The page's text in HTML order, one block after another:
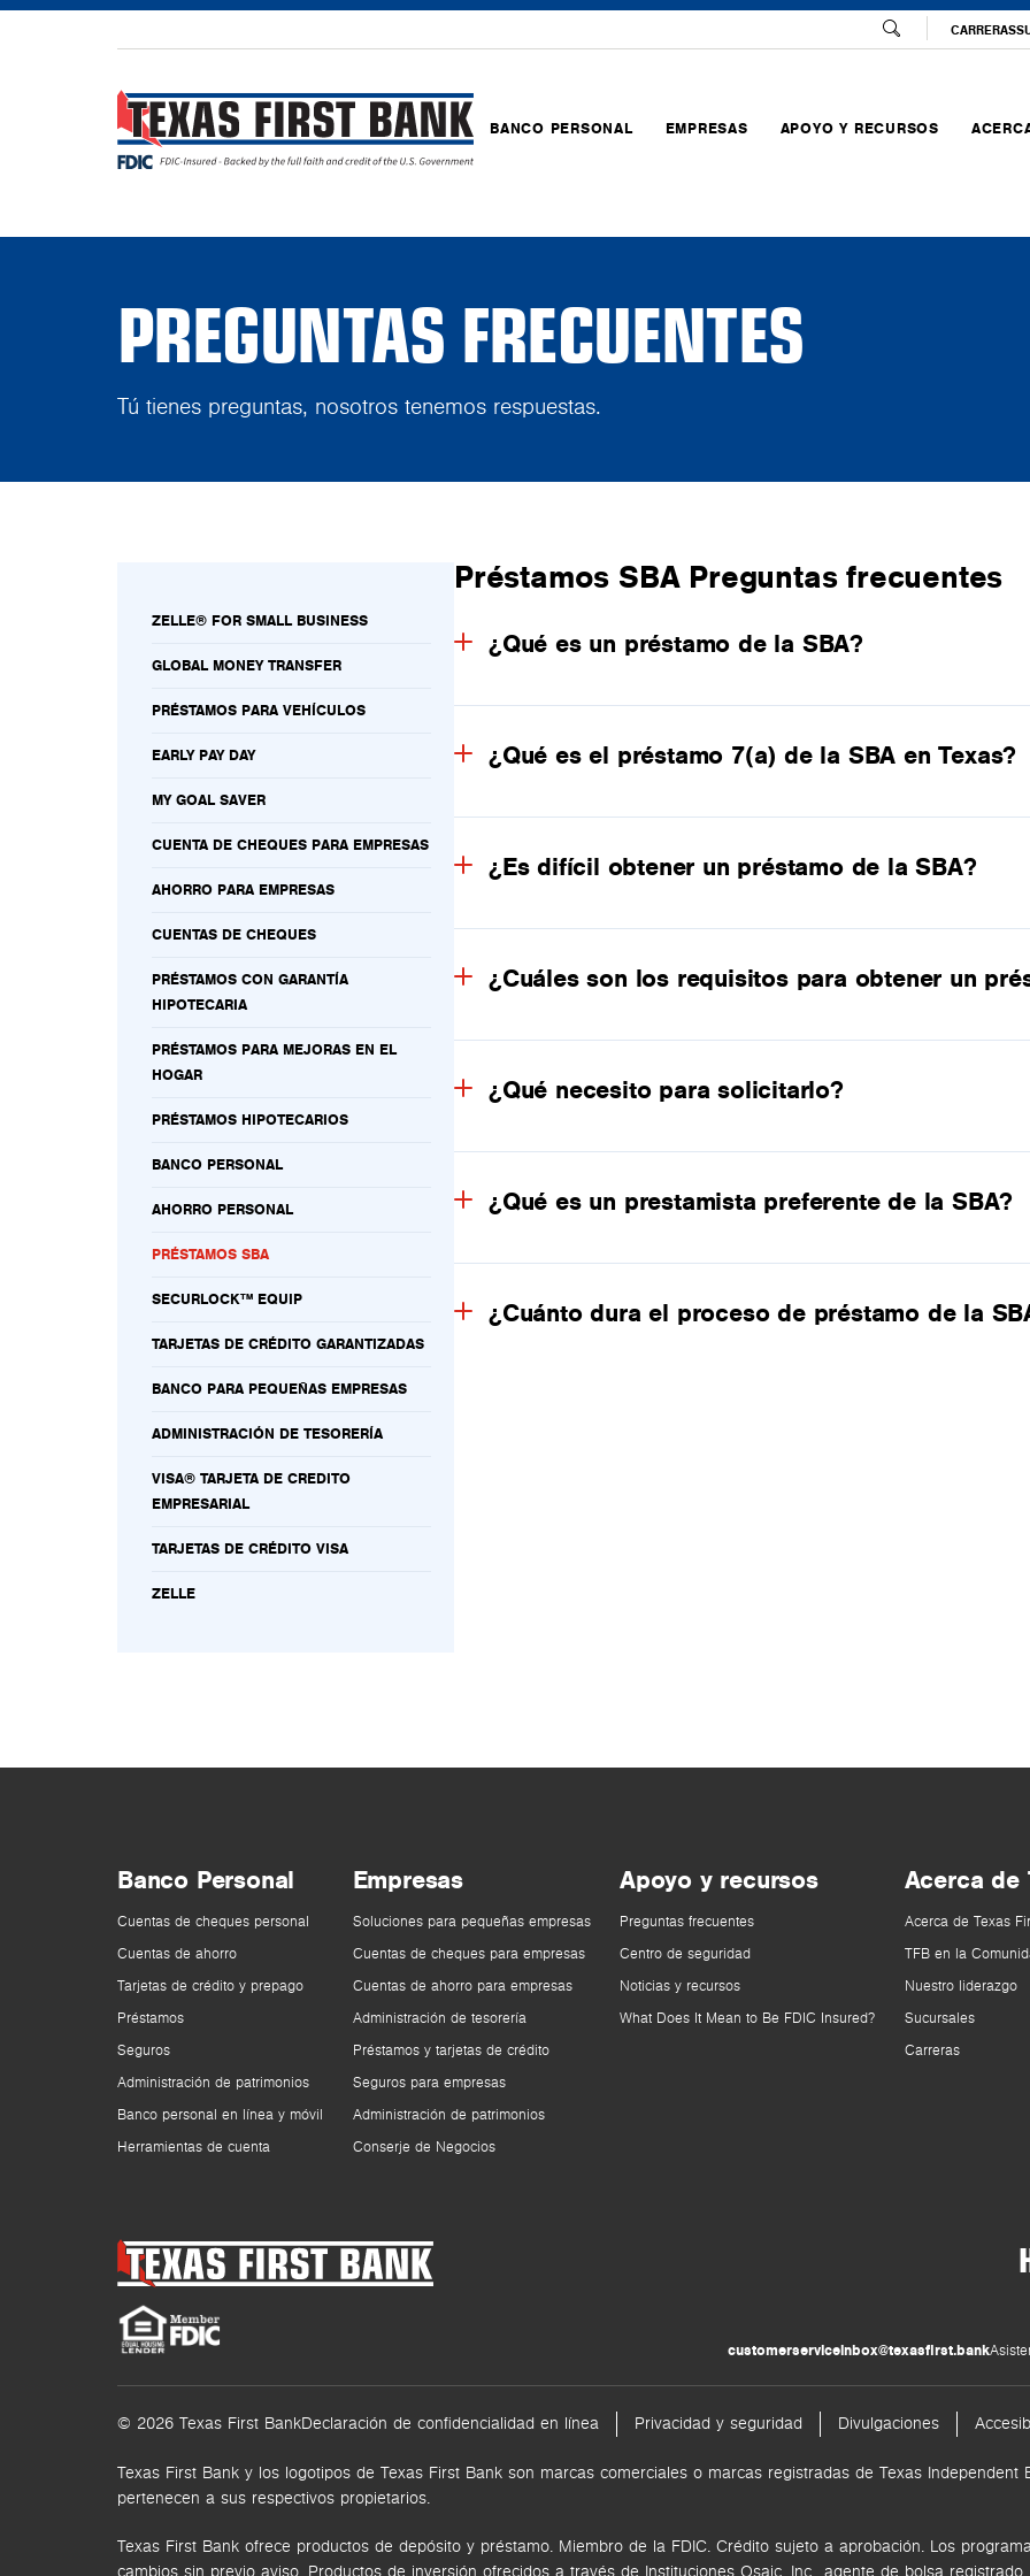
CARRERAS
BANCO PERSONAL EMPRESAS APOYO Y RECURSOS
PREGUNTAS FRECUENTES
Tú tienes preguntas, nosotros tenemos respuestas.
Préstamos SBA Preguntas frecuentes
¿Qué es un préstamo de la SBA?
¿Qué es el préstamo 7(a) de la SBA en Texas?
¿Es difícil obtener un préstamo de la SBA?
¿Cuáles son los requisitos para obtener un
¿Qué necesito para solicitarlo?
¿Qué es un prestamista preferente de la SBA?
¿Cuánto dura el proceso de préstamo de la
ZELLE® FOR SMALL BUSINESS
GLOBAL MONEY TRANSFER
PRÉSTAMOS PARA VEHÍCULOS
EARLY PAY DAY
MY GOAL SAVER
CUENTA DE CHEQUES PARA EMPRESAS
AHORRO PARA EMPRESAS
CUENTAS DE CHEQUES
PRÉSTAMOS CON GARANTÍA
HIPOTECARIA
PRÉSTAMOS PARA MEJORAS EN EL
HOGAR
PRÉSTAMOS HIPOTECARIOS
BANCO PERSONAL
AHORRO PERSONAL
PRÉSTAMOS SBA
SECURLOCK™ EQUIP
TARJETAS DE CRÉDITO GARANTIZADAS
BANCO PARA PEQUEÑAS EMPRESAS
ADMINISTRACIÓN DE TESORERÍA
VISA® TARJETA DE CREDITO
EMPRESARIAL
TARJETAS DE CRÉDITO VISA
ZELLE
Banco Personal
Cuentas de cheques personal
Cuentas de ahorro
Tarjetas de crédito y prepago
Préstamos
Seguros
Administración de patrimonios
Banco personal en línea y móvil
Herramientas de cuenta
Empresas
Soluciones para pequeñas empresas
Cuentas de cheques para empresas
Cuentas de ahorro para empresas
Administración de tesorería
Préstamos y tarjetas de crédito
Seguros para empresas
Administración de patrimonios
Conserje de Negocios
Apoyo y recursos
Preguntas frecuentes
Centro de seguridad
Noticias y recursos
What Does It Mean to Be FDIC Insured?
Acerca de
Acerca de Texas
TFB en la
Nuestro liderazgo
Sucursales
Carreras
customerserviceinbox@texasfirst.bank
© 2026 Texas First BankDeclaración de confidencialidad en línea Privacidad y seguridad Divulgaciones
Texas First Bank y los logotipos de Texas First Bank son marcas comerciales o marcas registradas de Texas Independent
pertenecen a sus respectivos propietarios.
Texas First Bank ofrece productos de depósito y préstamo. Miembro de la FDIC. Crédito sujeto a aprobación. Los
cambios sin previo aviso. Productos de inversión ofrecidos a través de Instituciones Osaic, Inc., agente de bolsa